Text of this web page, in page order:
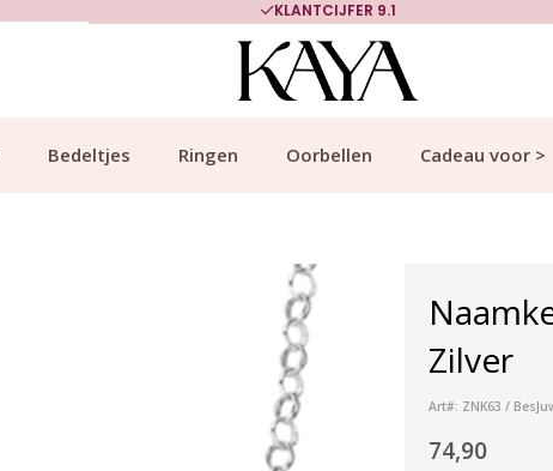
KLANTCIJFER 9.1
Bedeltjes Ringen Oorbellen Cadeau voor >
Zilver
Art#: ZNK63 /
74,90